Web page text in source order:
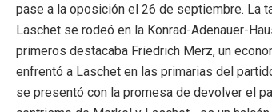
pase a la oposición el 26 de septiembre. La
Laschet se rodeó en la Konrad-Adenauer-
primeros destacaba Friedrich Merz, un
enfrentó a Laschet en las primarias del
se presentó con la promesa de devolver el